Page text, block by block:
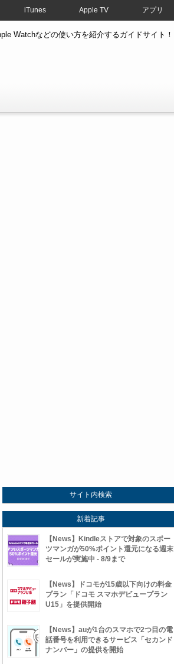
iTunes Apple TV アプリ
Watchなどの使い方を紹介するガイドサイト！
サイト内検索
新着記事
【News】Kindleストアで対象のスポー
ツマンガが50%ポイント還元になる週末
セールが実施中 - 8/9まで
【News】ドコモが15歳以下向けの料金
プラン「ドコモ スマホデビュープラン
U15」を提供開始
【News】auが1台のスマホで2つ目の電
話番号を利用できるサービス「セカンド
ナンバー」の提供を開始